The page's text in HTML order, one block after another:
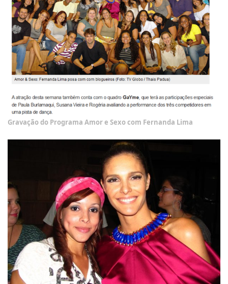
Gravação do Programa Amor e Sexo com Fernanda Lima